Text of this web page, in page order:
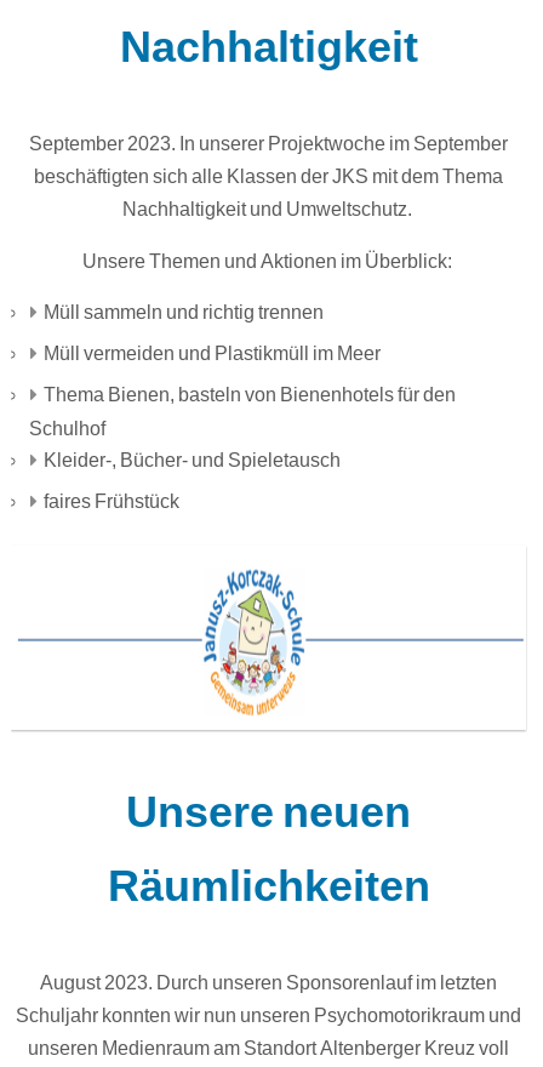
Nachhaltigkeit
September 2023. In unserer Projektwoche im September
beschäftigten sich alle Klassen der JKS mit dem Thema
Nachhaltigkeit und Umweltschutz.
Unsere Themen und Aktionen im Überblick:
Müll sammeln und richtig trennen
Müll vermeiden und Plastikmüll im Meer
Thema Bienen, basteln von Bienenhotels für den
Schulhof
Kleider-, Bücher- und Spieletausch
faires Frühstück
Unsere neuen
Räumlichkeiten
August 2023. Durch unseren Sponsorenlauf im letzten
Schuljahr konnten wir nun unseren Psychomotorikraum und
unseren Medienraum am Standort Altenberger Kreuz voll